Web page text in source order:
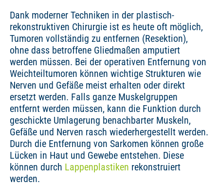
Dank moderner Techniken in der plastisch-
rekonstruktiven Chirurgie ist es heute oft möglich,
Tumoren vollständig zu entfernen (Resektion),
ohne dass betroffene Gliedmaßen amputiert
werden müssen. Bei der operativen Entfernung von
Weichteiltumoren können wichtige Strukturen wie
Nerven und Gefäße meist erhalten oder direkt
ersetzt werden. Falls ganze Muskelgruppen
entfernt werden müssen, kann die Funktion durch
geschickte Umlagerung benachbarter Muskeln,
Gefäße und Nerven rasch wiederhergestellt werden.
Durch die Entfernung von Sarkomen können große
Lücken in Haut und Gewebe entstehen. Diese
können durch Lappenplastiken rekonstruiert
werden.